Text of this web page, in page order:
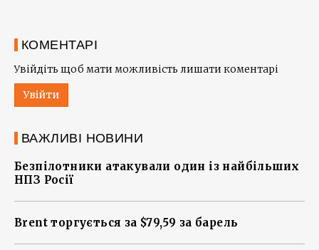
КОМЕНТАРІ
Увійдіть щоб мати можливість лишати коментарі
Увійти
ВАЖЛИВІ НОВИНИ
Безпілотники атакували один із найбільших
НПЗ Росії
Brent торгується за $79,59 за барель